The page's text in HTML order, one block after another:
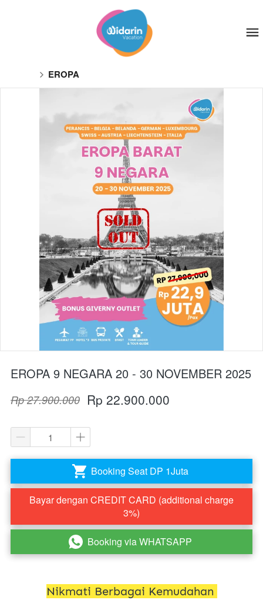
EROPA
EROPA 9 NEGARA 20 - 30 NOVEMBER 2025
Rp 27.900.000 Rp 22.900.000
` Booking Seat DP 1Juta
Bayar dengan CREDIT CARD (additional charge
3%)
` Booking via WHATSAPP
Nikmati Berbagai Kemudahan